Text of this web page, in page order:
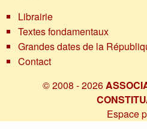
Librairie
Textes fondamentaux
Grandes dates de la
Contact
© 2008 - 2026
Espace